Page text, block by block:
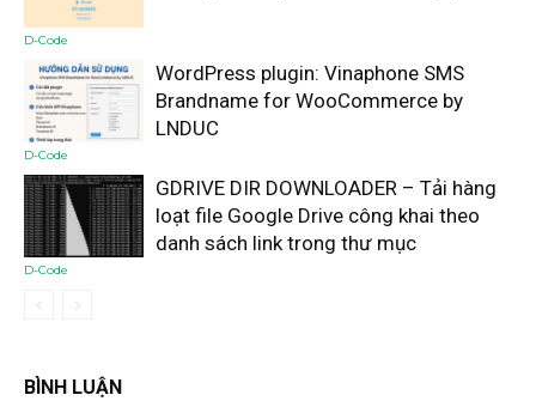
D-Code
D-Code
WordPress plugin: Vinaphone SMS
Brandname for WooCommerce by
LNDUC
D-Code
GDRIVE DIR DOWNLOADER – Tải hàng
loạt file Google Drive công khai theo
danh sách link trong thư mục
BÌNH LUẬN